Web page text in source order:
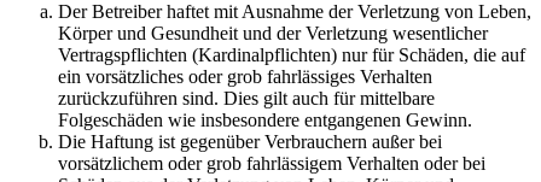
Der Betreiber haftet mit Ausnahme der Verletzung von Leben,
Körper und Gesundheit und der Verletzung wesentlicher
Vertragspflichten (Kardinalpflichten) nur für Schäden, die auf
ein vorsätzliches oder grob fahrlässiges Verhalten
zurückzuführen sind. Dies gilt auch für mittelbare
Folgeschäden wie insbesondere entgangenen Gewinn.
Die Haftung ist gegenüber Verbrauchern außer bei
vorsätzlichem oder grob fahrlässigem Verhalten oder bei